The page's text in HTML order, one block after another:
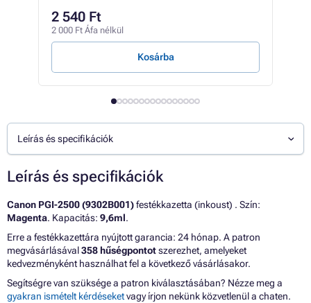
2 540 Ft
2 000 Ft Áfa nélkül
Kosárba
Leírás és specifikációk
Leírás és specifikációk
Canon PGI-2500 (9302B001)festékkazetta (inkoust) . Szín:
Magenta. Kapacitás: 9,6ml.
Erre a festékkazettára nyújtott garancia: 24 hónap. A patron
megvásárlásával358 hűségpontotszerezhet, amelyeket
kedvezményként használhat fel a következő vásárlásakor.
Segítségre van szüksége a patron kiválasztásában? Nézze meg a
gyakran ismételt kérdéseketvagy írjon nekünk közvetlenül a chaten.